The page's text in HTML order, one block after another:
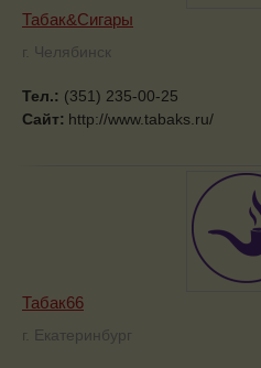
Табак&Сигары
г. Челябинск
Тел.: (351) 235-00-25
Сайт: http://www.tabaks.ru/
Табак66
г. Екатеринбург